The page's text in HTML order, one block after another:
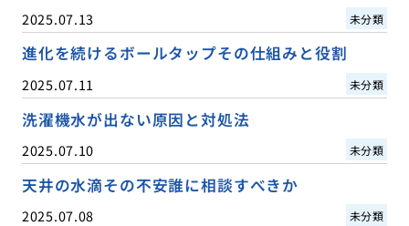
2025.07.13 未分類
進化を続けるボールタップその仕組みと役割
2025.07.11 未分類
洗濯機水が出ない原因と対処法
2025.07.10 未分類
天井の水滴その不安誰に相談すべきか
2025.07.08 未分類